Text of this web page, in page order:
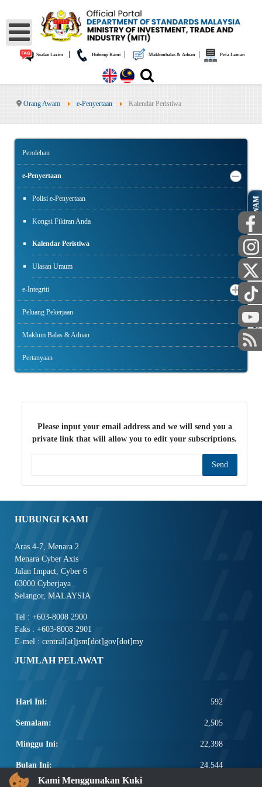
Soalan Lazim| Hubungi Kami| Maklumbalas & Aduan| Peta Laman
Orang Awam e-Penyertaan Kalendar Peristiwa
Perolehan
e-Penyertaan
Polisi e-Penyertaan
Kongsi Fikiran Anda
Kalendar Peristiwa
Ulasan Umum
e-Integriti
Peluang Pekerjaan
Maklum Balas & Aduan
Pertanyaan
Please input your email address and we will send you a
private link that will allow you to edit your subscriptions.
Send
HUBUNGI KAMI
Aras 4-7, Menara 2
Menara Cyber Axis
Jalan Impact, Cyber 6
63000 Cyberjaya
Selangor, MALAYSIA
Tel : +603-8008 2900
Faks : +603-8008 2901
E-mel : central[at]jsm[dot]gov[dot]my
JUMLAH PELAWAT
Hari Ini: 592
Semalam: 2,505
Minggu Ini: 22,398
Bulan Ini: 24,544
AWAM
STAF
Kami Menggunakan Kuki